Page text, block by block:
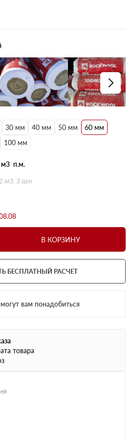
30 мм 40 мм 50 мм
60 мм
100 мм
м3 п.м.
м3, 3 шт
В КОРЗИНУ
БЕСПЛАТНЫЙ РАСЧЕТ
вам понадобиться
товара